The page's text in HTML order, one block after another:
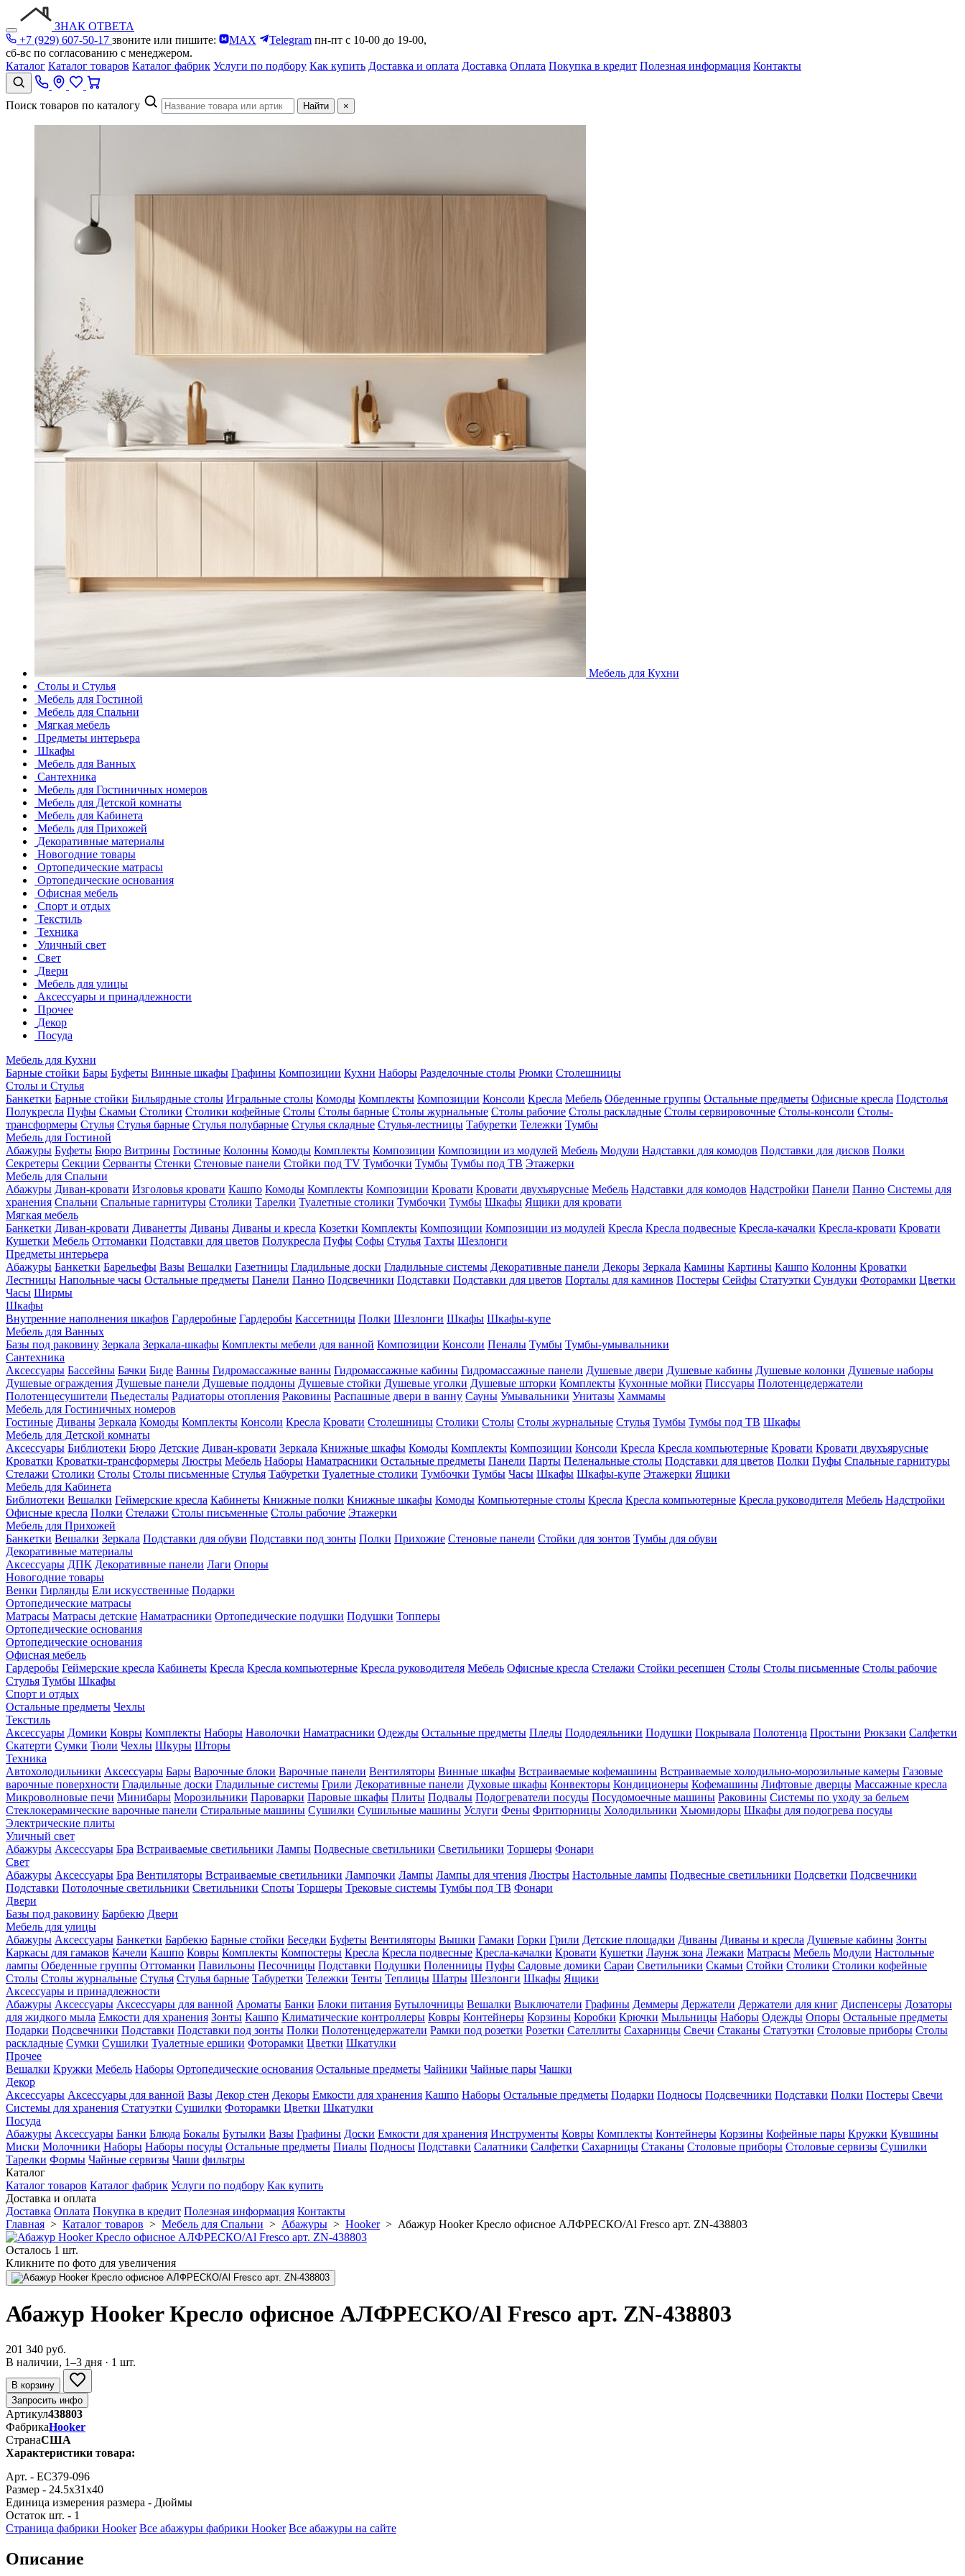
ЗНАК ОТВЕТА
+7 (929) 607-50-17 звоните или пишите: MAX Telegram пн-пт с 10-00 до 19-00,
сб-вс по согласованию с менеджером.
Каталог Каталог товаров Каталог фабрик Услуги по подбору Как купить Доставка и оплата Доставка Оплата Покупка в кредит Полезная информация Контакты
Поиск товаров по каталогу Найти ×
Мебель для Кухни
Столы и Стулья
Мебель для Гостиной
Мебель для Спальни
Мягкая мебель
Предметы интерьера
Шкафы
Мебель для Ванных
Сантехника
Мебель для Гостиничных номеров
Мебель для Детской комнаты
Мебель для Кабинета
Мебель для Прихожей
Декоративные материалы
Новогодние товары
Ортопедические матрасы
Ортопедические основания
Офисная мебель
Спорт и отдых
Текстиль
Техника
Уличный свет
Свет
Двери
Мебель для улицы
Аксессуары и принадлежности
Прочее
Декор
Посуда
Мебель для Кухни
Барные стойки Бары Буфеты Винные шкафы Графины Композиции Кухни Наборы Разделочные столы Рюмки Столешницы
Столы и Стулья
Банкетки Барные стойки Бильярдные столы Игральные столы Комоды Комплекты Композиции Консоли Кресла Мебель Обеденные группы Остальные предметы Офисные кресла Подстолья
Полукресла Пуфы Скамьи Столики Столики кофейные Столы Столы барные Столы журнальные Столы рабочие Столы раскладные Столы сервировочные Столы-консоли Столы-
трансформеры Стулья Стулья барные Стулья полубарные Стулья складные Стулья-лестницы Табуретки Тележки Тумбы
Мебель для Гостиной
Абажуры Буфеты Бюро Витрины Гостиные Колонны Комоды Комплекты Композиции Композиции из модулей Мебель Модули Надставки для комодов Подставки для дисков Полки
Секретеры Секции Серванты Стенки Стеновые панели Стойки под TV Тумбочки Тумбы Тумбы под ТВ Этажерки
Мебель для Спальни
Абажуры Диван-кровати Изголовья кровати Кашпо Комоды Комплекты Композиции Кровати Кровати двухъярусные Мебель Надставки для комодов Надстройки Панели Панно Системы для
хранения Спальни Спальные гарнитуры Столики Тарелки Туалетные столики Тумбочки Тумбы Шкафы Ящики для кровати
Мягкая мебель
Банкетки Диван-кровати Диванетты Диваны Диваны и кресла Козетки Комплекты Композиции Композиции из модулей Кресла Кресла подвесные Кресла-качалки Кресла-кровати Кровати
Кушетки Мебель Оттоманки Подставки для цветов Полукресла Пуфы Софы Стулья Тахты Шезлонги
Предметы интерьера
Абажуры Банкетки Барельефы Вазы Вешалки Газетницы Гладильные доски Гладильные системы Декоративные панели Декоры Зеркала Камины Картины Кашпо Колонны Кроватки
Лестницы Напольные часы Остальные предметы Панели Панно Подсвечники Подставки Подставки для цветов Порталы для каминов Постеры Сейфы Статуэтки Сундуки Фоторамки Цветки
Часы Ширмы
Шкафы
Внутренние наполнения шкафов Гардеробные Гардеробы Кассетницы Полки Шезлонги Шкафы Шкафы-купе
Мебель для Ванных
Базы под раковину Зеркала Зеркала-шкафы Комплекты мебели для ванной Композиции Консоли Пеналы Тумбы Тумбы-умывальники
Сантехника
Аксессуары Бассейны Бачки Биде Ванны Гидромассажные ванны Гидромассажные кабины Гидромассажные панели Душевые двери Душевые кабины Душевые колонки Душевые наборы
Душевые ограждения Душевые панели Душевые поддоны Душевые стойки Душевые уголки Душевые шторки Комплекты Кухонные мойки Писсуары Полотенцедержатели
Полотенцесушители Пьедесталы Радиаторы отопления Раковины Распашные двери в ванну Сауны Умывальники Унитазы Хаммамы
Мебель для Гостиничных номеров
Гостиные Диваны Зеркала Комоды Комплекты Консоли Кресла Кровати Столешницы Столики Столы Столы журнальные Стулья Тумбы Тумбы под ТВ Шкафы
Мебель для Детской комнаты
Аксессуары Библиотеки Бюро Детские Диван-кровати Зеркала Книжные шкафы Комоды Комплекты Композиции Консоли Кресла Кресла компьютерные Кровати Кровати двухъярусные
Кроватки Кроватки-трансформеры Люстры Мебель Наборы Наматрасники Остальные предметы Панели Парты Пеленальные столы Подставки для цветов Полки Пуфы Спальные гарнитуры
Стелажи Столики Столы Столы письменные Стулья Табуретки Туалетные столики Тумбочки Тумбы Часы Шкафы Шкафы-купе Этажерки Ящики
Мебель для Кабинета
Библиотеки Вешалки Геймерские кресла Кабинеты Книжные полки Книжные шкафы Комоды Компьютерные столы Кресла Кресла компьютерные Кресла руководителя Мебель Надстройки
Офисные кресла Полки Стелажи Столы письменные Столы рабочие Этажерки
Мебель для Прихожей
Банкетки Вешалки Зеркала Подставки для обуви Подставки под зонты Полки Прихожие Стеновые панели Стойки для зонтов Тумбы для обуви
Декоративные материалы
Аксессуары ДПК Декоративные панели Лаги Опоры
Новогодние товары
Венки Гирлянды Ели искусственные Подарки
Ортопедические матрасы
Матрасы Матрасы детские Наматрасники Ортопедические подушки Подушки Топперы
Ортопедические основания
Ортопедические основания
Офисная мебель
Гардеробы Геймерские кресла Кабинеты Кресла Кресла компьютерные Кресла руководителя Мебель Офисные кресла Стелажи Стойки ресепшен Столы Столы письменные Столы рабочие
Стулья Тумбы Шкафы
Спорт и отдых
Остальные предметы Чехлы
Текстиль
Аксессуары Домики Ковры Комплекты Наборы Наволочки Наматрасники Одежды Остальные предметы Пледы Пододеяльники Подушки Покрывала Полотенца Простыни Рюкзаки Салфетки
Скатерти Сумки Тюли Чехлы Шкуры Шторы
Техника
Автохолодильники Аксессуары Бары Варочные блоки Варочные панели Вентиляторы Винные шкафы Встраиваемые кофемашины Встраиваемые холодильно-морозильные камеры Газовые
варочные поверхности Гладильные доски Гладильные системы Грили Декоративные панели Духовые шкафы Конвекторы Кондиционеры Кофемашины Лифтовые дверцы Массажные кресла
Микроволновые печи Минибары Морозильники Пароварки Паровые шкафы Плиты Подвалы Подогреватели посуды Посудомоечные машины Раковины Системы по уходу за бельем
Стеклокерамические варочные панели Стиральные машины Сушилки Сушильные машины Услуги Фены Фритюрницы Холодильники Хьюмидоры Шкафы для подогрева посуды
Электрические плиты
Уличный свет
Абажуры Аксессуары Бра Встраиваемые светильники Лампы Подвесные светильники Светильники Торшеры Фонари
Свет
Абажуры Аксессуары Бра Вентиляторы Встраиваемые светильники Лампочки Лампы Лампы для чтения Люстры Настольные лампы Подвесные светильники Подсветки Подсвечники
Подставки Потолочные светильники Светильники Споты Торшеры Трековые системы Тумбы под ТВ Фонари
Двери
Базы под раковину Барбекю Двери
Мебель для улицы
Абажуры Аксессуары Банкетки Барбекю Барные стойки Беседки Буфеты Вентиляторы Вышки Гамаки Горки Грили Детские площадки Диваны Диваны и кресла Душевые кабины Зонты
Каркасы для гамаков Качели Кашпо Ковры Комплекты Компостеры Кресла Кресла подвесные Кресла-качалки Кровати Кушетки Лаунж зона Лежаки Матрасы Мебель Модули Настольные
лампы Обеденные группы Оттоманки Павильоны Песочницы Подставки Подушки Поленницы Пуфы Садовые домики Сараи Светильники Скамьи Стойки Столики Столики кофейные
Столы Столы журнальные Стулья Стулья барные Табуретки Тележки Тенты Теплицы Шатры Шезлонги Шкафы Ящики
Аксессуары и принадлежности
Абажуры Аксессуары Аксессуары для ванной Ароматы Банки Блоки питания Бутылочницы Вешалки Выключатели Графины Деммеры Держатели Держатели для книг Диспенсеры Дозаторы
для жидкого мыла Емкости для хранения Зонты Кашпо Климатические контроллеры Ковры Контейнеры Корзины Коробки Крючки Мыльницы Наборы Одежды Опоры Остальные предметы
Подарки Подсвечники Подставки Подставки под зонты Полки Полотенцедержатели Рамки под розетки Розетки Сателлиты Сахарницы Свечи Стаканы Статуэтки Столовые приборы Столы
раскладные Сумки Сушилки Туалетные ершики Фоторамки Цветки Шкатулки
Прочее
Вешалки Кружки Мебель Наборы Ортопедические основания Остальные предметы Чайники Чайные пары Чашки
Декор
Аксессуары Аксессуары для ванной Вазы Декор стен Декоры Емкости для хранения Кашпо Наборы Остальные предметы Подарки Подносы Подсвечники Подставки Полки Постеры Свечи
Системы для хранения Статуэтки Сушилки Фоторамки Цветки Шкатулки
Посуда
Абажуры Аксессуары Банки Блюда Бокалы Бутылки Вазы Графины Доски Емкости для хранения Инструменты Ковры Комплекты Контейнеры Корзины Кофейные пары Кружки Кувшины
Миски Молочники Наборы Наборы посуды Остальные предметы Пиалы Подносы Подставки Салатники Салфетки Сахарницы Стаканы Столовые приборы Столовые сервизы Сушилки
Тарелки Формы Чайные сервизы Чаши фильтры
Каталог
Каталог товаров Каталог фабрик Услуги по подбору Как купить
Доставка и оплата
Доставка Оплата Покупка в кредит Полезная информация Контакты
Главная > Каталог товаров > Мебель для Спальни > Абажуры > Hooker > Абажур Hooker Кресло офисное АЛФРЕСКО/Al Fresco арт. ZN-438803
Осталось 1 шт.
Кликните по фото для увеличения
Абажур Hooker Кресло офисное АЛФРЕСКО/Al Fresco арт. ZN-438803
201 340 руб.
В наличии, 1–3 дня · 1 шт.
В корзину
Запросить инфо
Артикул438803
ФабрикаHooker
СтранаСША
Характеристики товара:
Арт. - EC379-096
Размер - 24.5x31x40
Единица измерения размера - Дюймы
Остаток шт. - 1
Страница фабрики Hooker Все абажуры фабрики Hooker Все абажуры на сайте
Описание